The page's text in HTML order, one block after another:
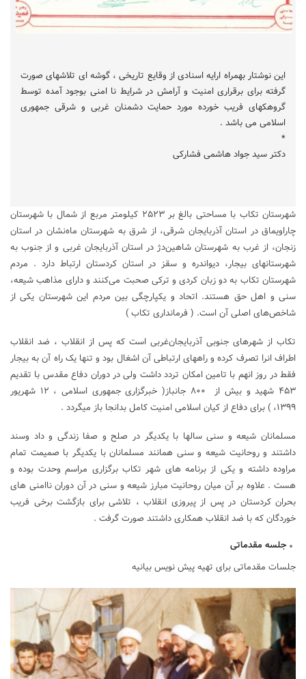
این نوشتار بهمراه ارایه اسنادی از وقایع تاریخی ، گوشه ای تلاشهای صورت
گرفته برای برقراری امنیت و آرامش در شرایط نا امنی بوجود آمده توسط
گروهکهای فریب خورده مورد حمایت دشمنان غربی و شرقی جمهوری
اسلامی می باشد .
*
دکتر سید جواد هاشمی فشارکی
شهرستان تکاب با مساحتی بالغ بر ۲۵۲۳ کیلومتر مربع از شمال با شهرستان
چاراویماق در استان آذربایجان شرقی، از شرق به شهرستان ماه‌نشان در استان
زنجان، از غرب به شهرستان شاهین‌دژ در استان آذربایجان غربی و از جنوب به
شهرستانهای بیجار، دیواندره و سقز در استان کردستان ارتباط دارد . مردم
شهرستان تکاب به دو زبان کردی و ترکی صحبت می‌کنند و دارای مذاهب شیعه،
سنی و اهل حق هستند. اتحاد و یکپارچگی بین مردم این شهرستان یکی از
شاخص‌های اصلی آن است. ( فرمانداری تکاب )
تکاب از شهرهای جنوبی آذربایجان‌غربی است که پس از انقلاب ، ضد انقلاب
اطراف انرا تصرف کرده و راههای ارتباطی آن اشغال بود و تنها یک راه آن به بیجار
فقط در روز انهم با تامین امکان تردد داشت ولی در دوران دفاع مقدس با تقدیم
۴۵۳ شهید و بیش از ۸۰۰ جانباز( خبرگزاری جمهوری اسلامی ، ۱۲ شهریور
۱۳۹۹، ) برای دفاع از کیان اسلامی امنیت کامل بدانجا باز میگردد .
مسلمانان شیعه و سنی سالها با یکدیگر در صلح و صفا زندگی و داد وسند
داشتند و روحانیت شیعه و سنی همانند مسلمانان با یکدیگر با صمیمت تمام
مراوده داشته و یکی از برنامه های شهر تکاب برگزاری مراسم وحدت بوده و
هست . علاوه بر آن میان روحانیت مبارز شیعه و سنی در آن دوران ناامنی های
بحران کردستان در پس از پیروزی انقلاب ، تلاشی برای بازگشت برخی فریب
خوردگان که با ضد انقلاب همکاری داشتند صورت گرفت .
جلسه مقدماتی
جلسات مقدماتی برای تهیه پیش نویس بیانیه